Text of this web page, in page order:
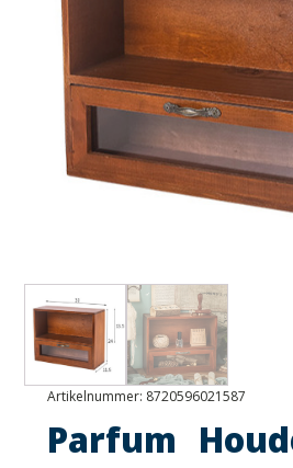
Artikelnummer: 8720596021587
Parfum